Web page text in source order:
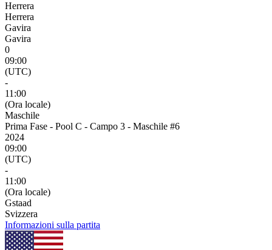
Herrera
Herrera
Gavira
Gavira
0
09:00
(UTC)
-
11:00
(Ora locale)
Maschile
Prima Fase - Pool C - Campo 3 - Maschile #6
2024
09:00
(UTC)
-
11:00
(Ora locale)
Gstaad
Svizzera
Informazioni sulla partita